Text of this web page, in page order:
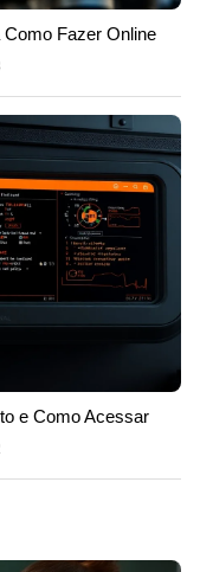
Fazer Online
e Como Acessar